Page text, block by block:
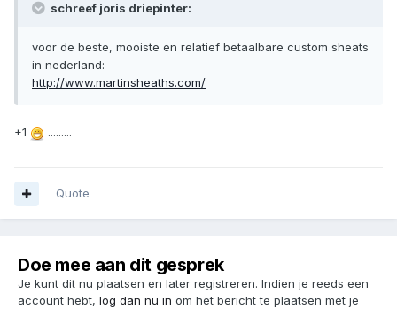
schreef joris driepinter:
voor de beste, mooiste en relatief betaalbare custom sheats
in nederland:
http://www.martinsheaths.com/
+1 .........
Quote
Doe mee aan dit gesprek
Je kunt dit nu plaatsen en later registreren. Indien je reeds een
account hebt, log dan nu in om het bericht te plaatsen met je